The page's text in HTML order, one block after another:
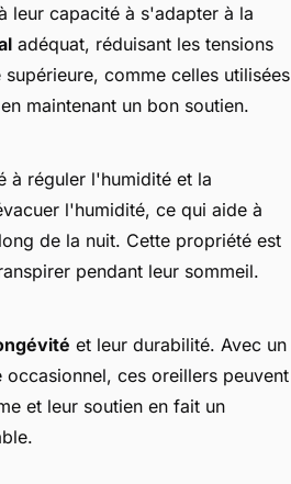
leur capacité à s'adapter à la
adéquat, réduisant les tensions
comme celles utilisées
maintenant un bon soutien.
à réguler l'humidité et la
l'humidité, ce qui aide à
de la nuit. Cette propriété est
pendant leur sommeil.
et leur durabilité. Avec un
ces oreillers peuvent
et leur soutien en fait un